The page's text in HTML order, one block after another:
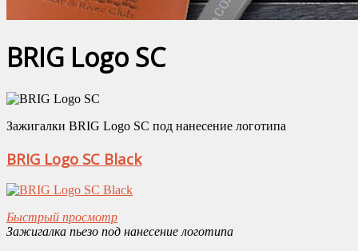
BRIG Logo SC
Зажигалки BRIG Logo SC под нанесение логотипа
BRIG Logo SC Black
Быстрый просмотр
Зажигалка пьезо под нанесение логотипа